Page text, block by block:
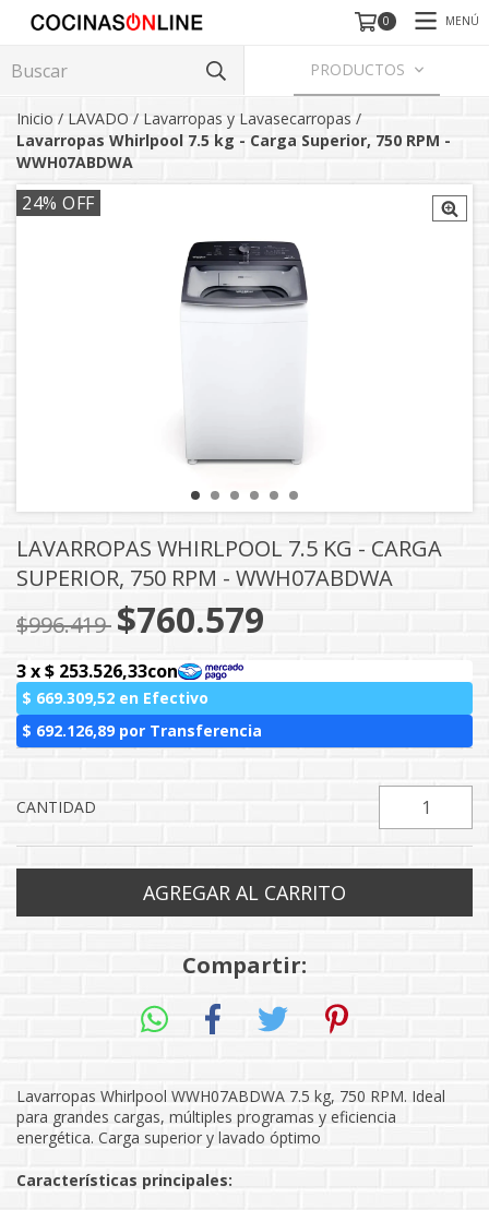
0 MENÚ
PRODUCTOS
Inicio / LAVADO / Lavarropas y Lavasecarropas /
Lavarropas Whirlpool 7.5 kg - Carga Superior, 750 RPM -
WWH07ABDWA
24% OFF
LAVARROPAS WHIRLPOOL 7.5 KG - CARGA
SUPERIOR, 750 RPM - WWH07ABDWA
$996.419 $760.579
CANTIDAD
Compartir:
Lavarropas Whirlpool WWH07ABDWA 7.5 kg, 750 RPM. Ideal
para grandes cargas, múltiples programas y eficiencia
energética. Carga superior y lavado óptimo
Características principales: